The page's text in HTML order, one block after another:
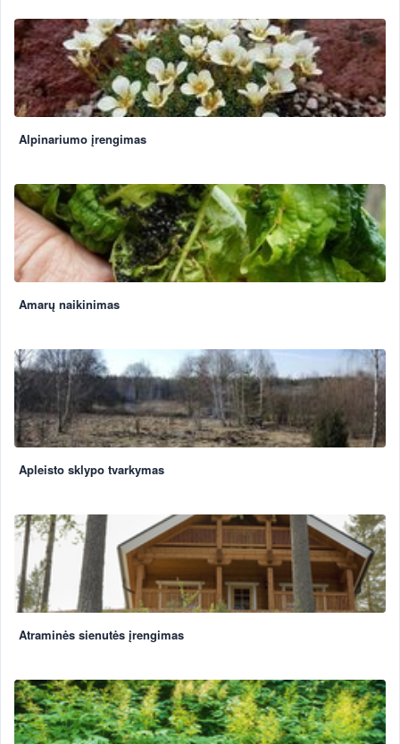
Alpinariumo įrengimas
Amarų naikinimas
Apleisto sklypo tvarkymas
Atraminės sienutės įrengimas